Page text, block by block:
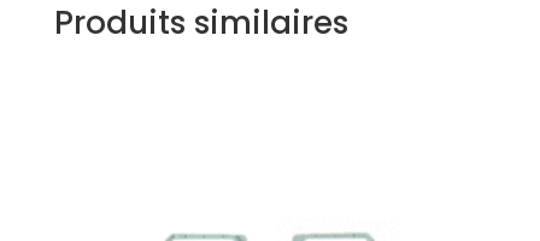
Produits similaires